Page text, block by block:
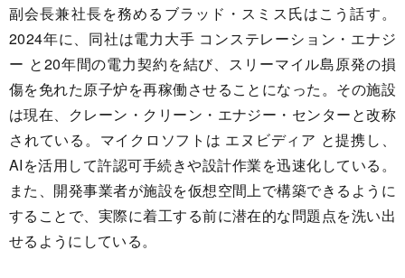
副会長兼社長を務めるブラッド・スミス氏はこう話す。
2024年に、同社は電力大手 コンステレーション・エナジ
ー と20年間の電力契約を結び、スリーマイル島原発の損
傷を免れた原子炉を再稼働させることになった。その施設
は現在、クレーン・クリーン・エナジー・センターと改称
されている。マイクロソフトは エヌビディア と提携し、
AIを活用して許認可手続きや設計作業を迅速化している。
また、開発事業者が施設を仮想空間上で構築できるように
することで、実際に着工する前に潜在的な問題点を洗い出
せるようにしている。